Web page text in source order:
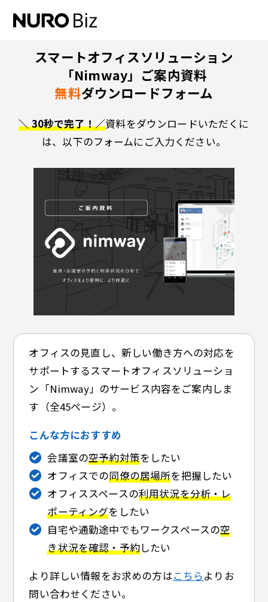
スマートオフィスソリューション
「Nimway」ご案内資料
無料ダウンロードフォーム
＼ 30秒で完了！／資料をダウンロードいただくに
は、以下のフォームにご入力ください。
オフィスの見直し、新しい働き方への対応を
サポートするスマートオフィスソリューショ
ン「Nimway」のサービス内容をご案内しま
す（全45ページ）。
こんな方におすすめ
会議室の空予約対策をしたい
オフィスでの同僚の居場所を把握したい
オフィススペースの利用状況を分析・レ
ポーティングをしたい
自宅や通勤途中でもワークスペースの空
き状況を確認・予約したい
より詳しい情報をお求めの方はこちらよりお
問い合わせください。